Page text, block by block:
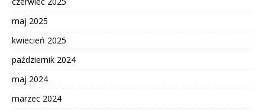
maj 2025
kwiecień 2025
październik 2024
maj 2024
marzec 2024